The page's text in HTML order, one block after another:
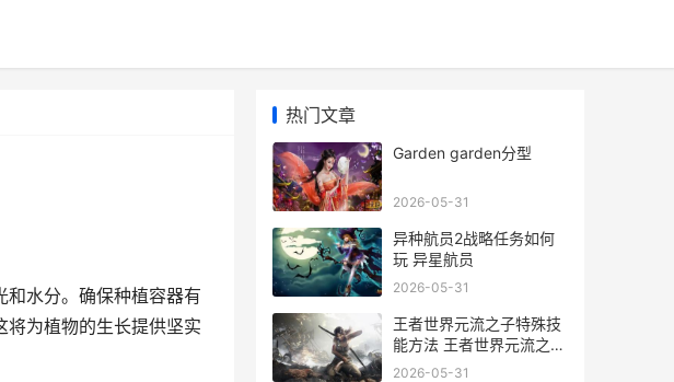
和水分。确保种植容器有
将为植物的生长提供坚实
热门文章
Garden garden分型
2026-05-31
异种航员2战略任务如何
玩 异星航员
2026-05-31
王者世界元流之子特殊技
能方法 王者世界元流之子
套装
2026-05-31